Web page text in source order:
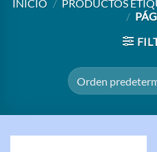
INICIO / PRODUCTOS
/